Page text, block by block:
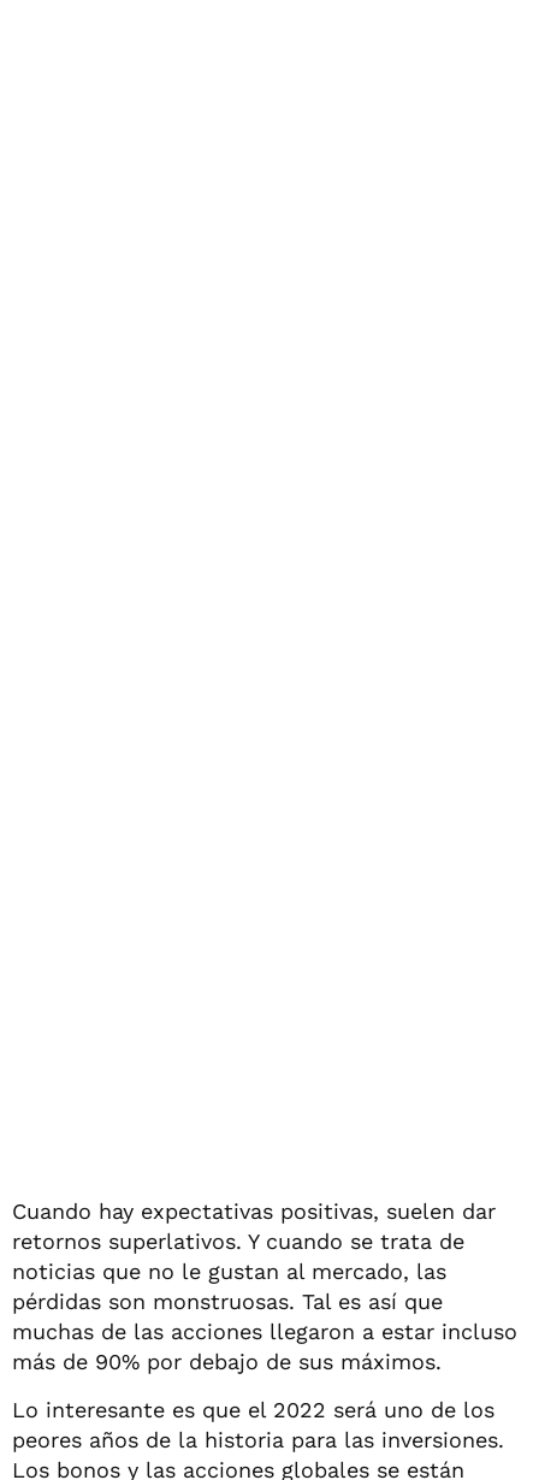
Cuando hay expectativas positivas, suelen dar
retornos superlativos. Y cuando se trata de
noticias que no le gustan al mercado, las
pérdidas son monstruosas. Tal es así que
muchas de las acciones llegaron a estar incluso
más de 90% por debajo de sus máximos.
Lo interesante es que el 2022 será uno de los
peores años de la historia para las inversiones.
Los bonos y las acciones globales se están